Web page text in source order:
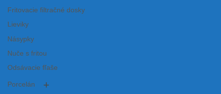
Fritovacie filtračné dosky
Lieviky
Násypky
Nuče s fritou
Odsávacie fľaše
Porcelán